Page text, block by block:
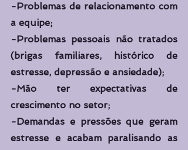
-Problemas de relacionamento com
a equipe;
-Problemas pessoais não tratados
(brigas familiares, histórico de
estresse, depressão e ansiedade);
-Mão ter expectativas de
crescimento no setor;
-Demandas e pressões que geram
estresse e acabam paralisando as